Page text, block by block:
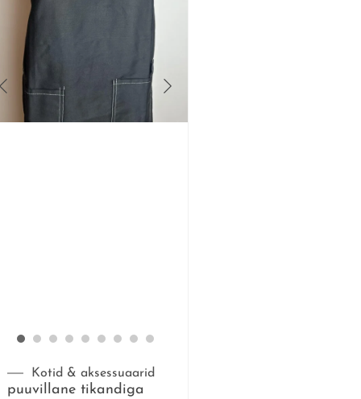
Kotid & aksessuaarid
puuvillane tikandiga